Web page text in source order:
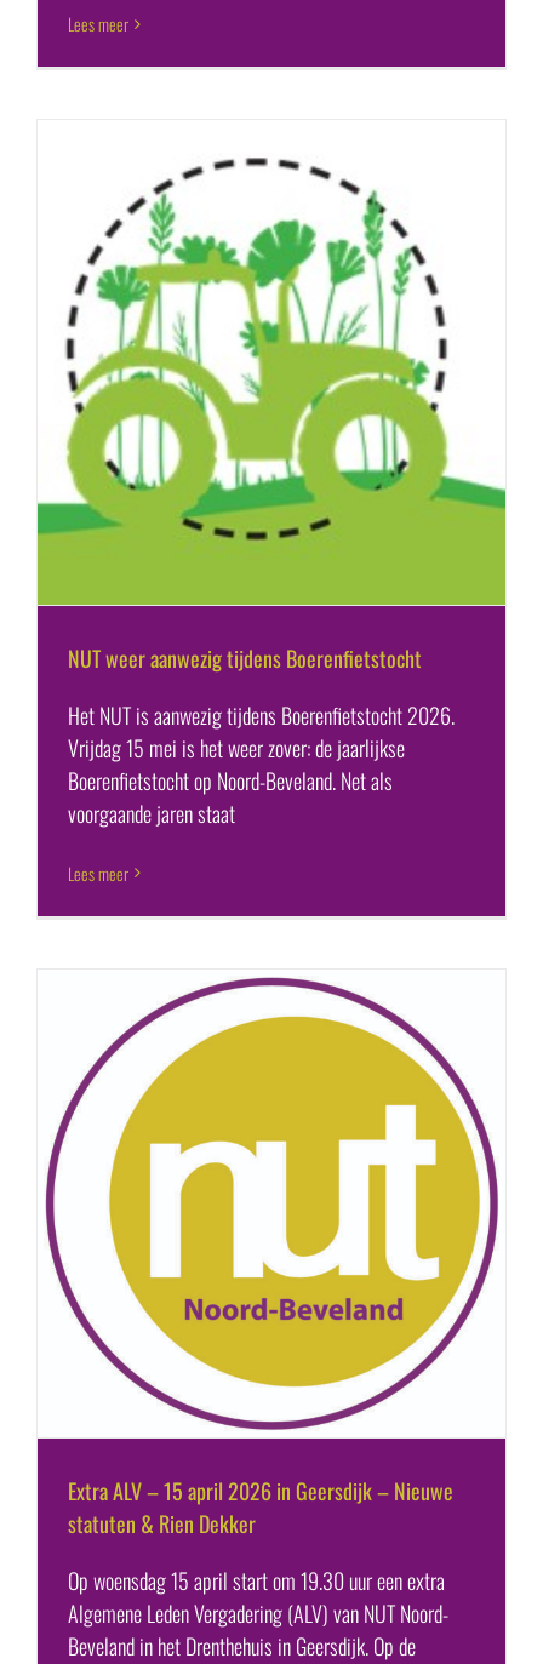
Lees meer
NUT weer aanwezig tijdens Boerenfietstocht
Het NUT is aanwezig tijdens Boerenfietstocht 2026.
Vrijdag 15 mei is het weer zover: de jaarlijkse
Boerenfietstocht op Noord-Beveland. Net als
voorgaande jaren staat
Lees meer
Extra ALV – 15 april 2026 in Geersdijk – Nieuwe
statuten & Rien Dekker
Op woensdag 15 april start om 19.30 uur een extra
Algemene Leden Vergadering (ALV) van NUT Noord-
Beveland in het Drenthehuis in Geersdijk. Op de